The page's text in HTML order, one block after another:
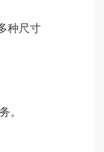
种尺寸
。